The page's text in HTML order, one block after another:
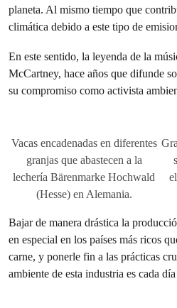
planeta. Al mismo tiempo que
climática debido a este tipo de
En este sentido, la leyenda de la
McCartney, hace años que difunde
su compromiso como activista
Vacas encadenadas en diferentes
granjas que abastecen a la
lechería Bärenmarke Hochwald
(Hesse) en Alemania.
Bajar de manera drástica la
en especial en los países más ricos
carne, y ponerle fin a las prácticas
ambiente de esta industria es cada